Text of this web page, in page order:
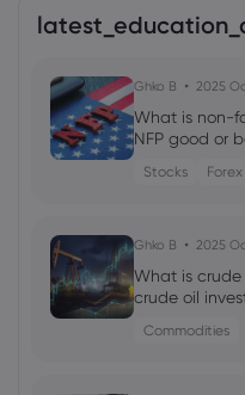
Ghko B 2025
What is non-
NFP good or
Stocks Forex
Ghko B 2025
What is
crude oil
Commodities